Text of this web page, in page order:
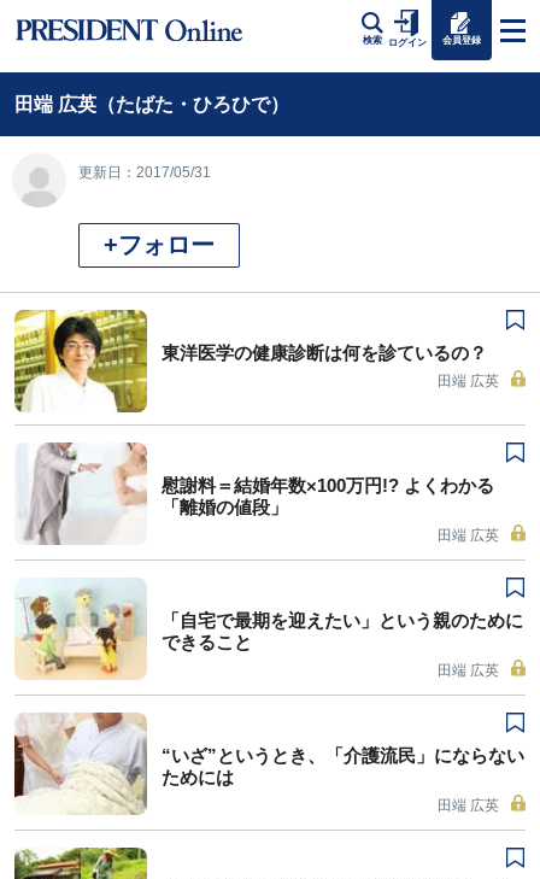
検索 ログイン 会員登録
田端 広英（たばた・ひろひで）
更新日：2017/05/31
+フォロー
東洋医学の健康診断は何を診ているの？
田端 広英
慰謝料＝結婚年数×100万円!? よくわかる
「離婚の値段」
田端 広英
「自宅で最期を迎えたい」という親のために
できること
田端 広英
“いざ”というとき、「介護流民」にならない
ためには
田端 広英